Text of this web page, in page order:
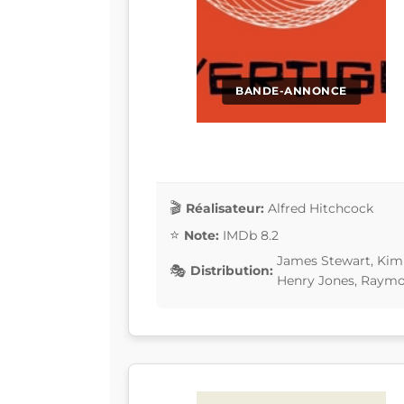
BANDE-ANNONCE
Réalisateur: Alfred Hitchcock
Note: IMDb 8.2
Distribution:
James Stewart,
Henry Jones,